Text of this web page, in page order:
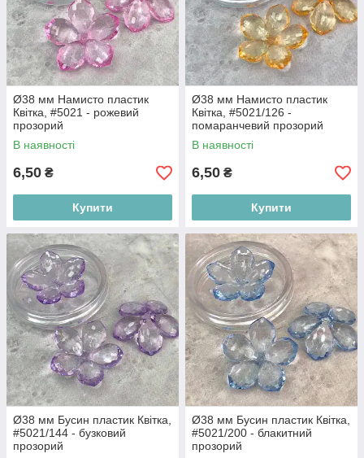
Ø38 мм Намисто пластик
Квітка, #5021 - рожевий
прозорий
В наявності
6,50 ₴
Купити
Ø38 мм Намисто пластик
Квітка, #5021/126 -
помаранчевий прозорий
В наявності
6,50 ₴
Купити
Ø38 мм Бусин пластик Квітка,
#5021/144 - бузковий
прозорий
Ø38 мм Бусин пластик Квітка,
#5021/200 - блакитний
прозорий